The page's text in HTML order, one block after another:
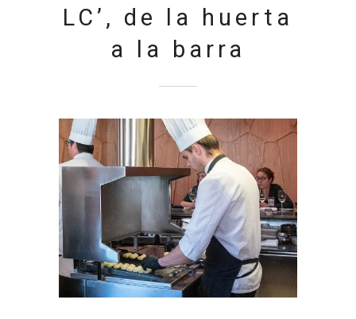
LC’, de la huerta
a la barra